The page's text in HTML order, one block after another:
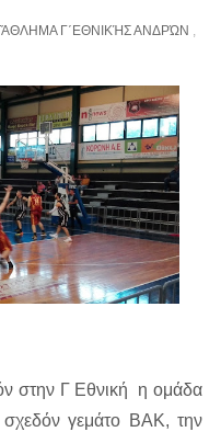
Γ΄ΕΘΝΙΚΉΣ ΑΝΔΡΏΝ ,
στην Γ Εθνική η ομάδα
γεμάτο ΒΑΚ, την